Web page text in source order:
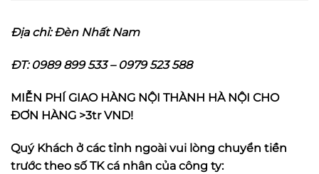
Địa chỉ:Đèn Nhất Nam
ĐT: 0989 899 533 – 0979 523 588
MIỄN PHÍ GIAO HÀNG NỘI THÀNH HÀ NỘI CHO
ĐƠN HÀNG >3tr VND!
Quý Khách ở các tỉnh ngoài vui lòng chuyển tiền
trước theo số TK cá nhân của công ty: